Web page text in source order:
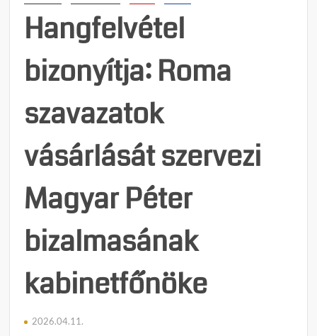
Hangfelvétel
bizonyítja: Roma
szavazatok
vásárlását szervezi
Magyar Péter
bizalmasának
kabinetfőnöke
2026.04.11.